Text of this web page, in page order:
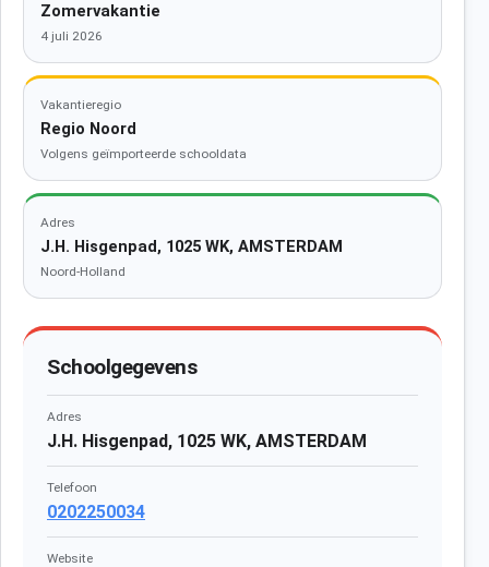
Zomervakantie
4 juli 2026
Vakantieregio
Regio Noord
Volgens geïmporteerde schooldata
Adres
J.H. Hisgenpad, 1025 WK, AMSTERDAM
Noord-Holland
Schoolgegevens
Adres
J.H. Hisgenpad, 1025 WK, AMSTERDAM
Telefoon
0202250034
Website